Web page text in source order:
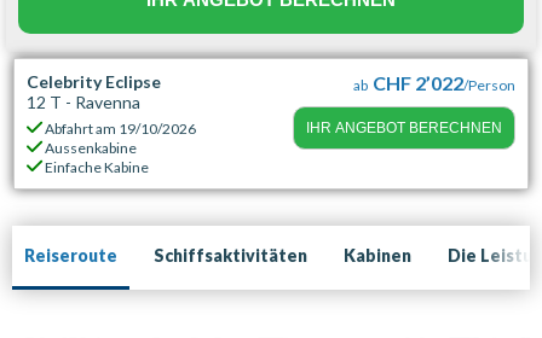
Celebrity Eclipse
12 T - Ravenna
Abfahrt am 19/10/2026
Aussenkabine
Einfache Kabine
ab CHF 2’022/Person
IHR ANGEBOT BERECHNEN
Reiseroute Schiffsaktivitäten Kabinen Die